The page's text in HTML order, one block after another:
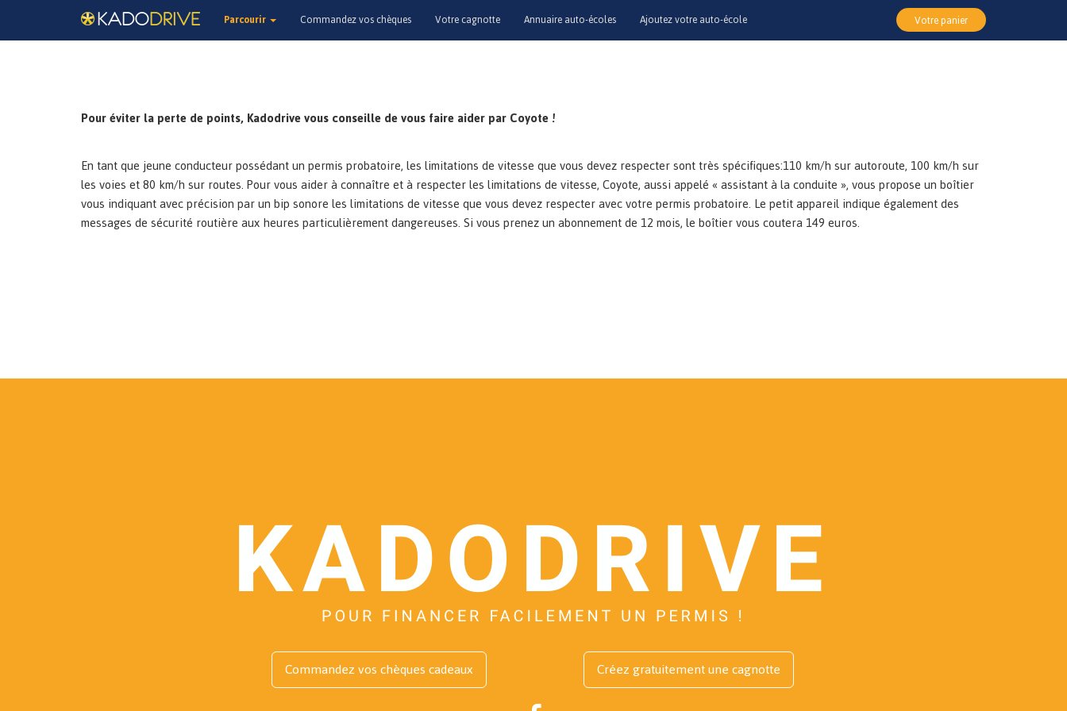
Parcourir Commandez vos chèques Votre cagnotte Annuaire auto-écoles Ajoutez votre auto-école Votre panier
Pour éviter la perte de points, Kadodrive vous conseille de vous faire aider par Coyote !
En tant que jeune conducteur possédant un permis probatoire, les limitations de vitesse que vous devez respecter sont très spécifiques:110 km/h sur autoroute, 100 km/h sur
les voies et 80 km/h sur routes. Pour vous aider à connaître et à respecter les limitations de vitesse, Coyote, aussi appelé « assistant à la conduite », vous propose un boîtier
vous indiquant avec précision par un bip sonore les limitations de vitesse que vous devez respecter avec votre permis probatoire. Le petit appareil indique également des
messages de sécurité routière aux heures particulièrement dangereuses. Si vous prenez un abonnement de 12 mois, le boîtier vous coutera 149 euros.
Commandez vos chèques cadeaux Créez gratuitement une cagnotte